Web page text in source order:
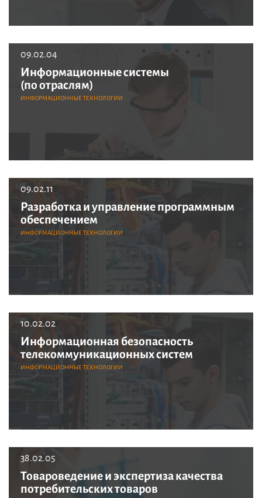
09.02.04
Информационные системы
(по отраслям)
ИНФОРМАЦИОННЫЕ ТЕХНОЛОГИИ
09.02.11
Разработка и управление программным
обеспечением
ИНФОРМАЦИОННЫЕ ТЕХНОЛОГИИ
10.02.02
Информационная безопасность
телекоммуникационных систем
ИНФОРМАЦИОННЫЕ ТЕХНОЛОГИИ
38.02.05
Товароведение и экспертиза качества
потребительских товаров